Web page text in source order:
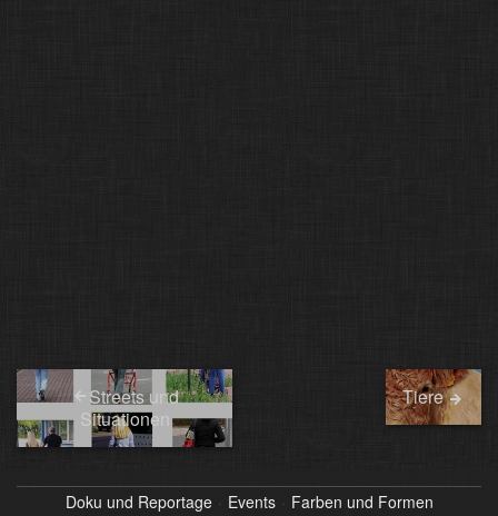
Streets und
Situationen
Tiere
Doku und Reportage Events Farben und Formen